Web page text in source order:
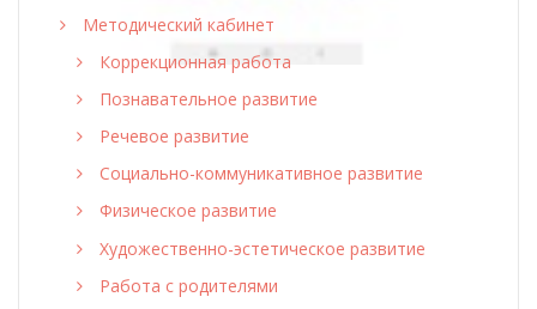
Методический кабинет
Коррекционная работа
Познавательное развитие
Речевое развитие
Социально-коммуникативное развитие
Физическое развитие
Художественно-эстетическое развитие
Работа с родителями